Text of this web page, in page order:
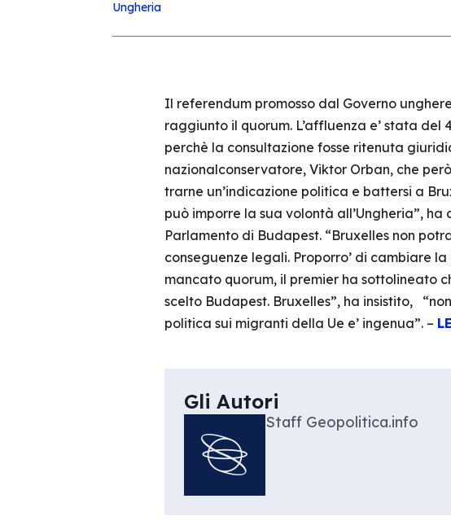
Ungheria
Il referendum promosso dal Governo
raggiunto il quorum. L’affluenza e’ stata
perchè la consultazione fosse ritenuta
nazionalconservatore, Viktor Orban, che
trarne un’indicazione politica e battersi a
può imporre la sua volontà all’Ungheria”,
Parlamento di Budapest. “Bruxelles non
conseguenze legali. Proporro’ di cambiare
mancato quorum, il premier ha sottolineato
scelto Budapest. Bruxelles”, ha insistito,
politica sui migranti della Ue e’ ingenua”. –
Gli Autori
Staff Geopolitica.info